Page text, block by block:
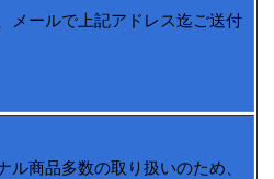
メールで上記アドレス迄ご送付
ル商品多数の取り扱いのため、